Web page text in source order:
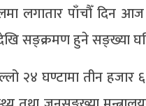
लगातार पाँचौँ दिन
सङ्क्रमण हुने सङ्ख्या
२४ घण्टामा तीन